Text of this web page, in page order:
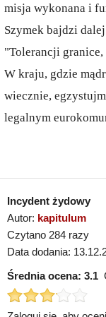
misja wykonana i
Szymek bajdzi
"Tolerancji granice,
W kraju, gdzie
wiecznie,
legalnym
Incydent żydowy
Autor: kapitulum
Czytano 284 razy
Data dodania:
Średnia ocena: 3.1